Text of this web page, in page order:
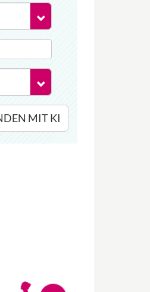
MIT KI